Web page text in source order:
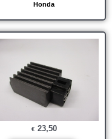
Honda
€ 23,50